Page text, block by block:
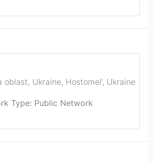
oblast, Ukraine, Hostomel’, Ukraine
Type: Public Network